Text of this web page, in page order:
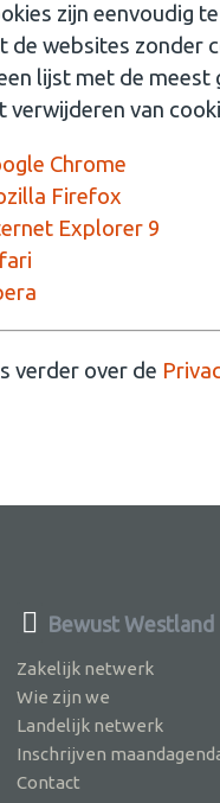
zijn eenvoudig
de websites zonder
lijst met de
verwijderen van
Chrome
Firefox
Explorer 9
verder over de
Bewust Westland
Zakelijk netwerk
Wie zijn we
Landelijk netwerk
Inschrijven
Contact